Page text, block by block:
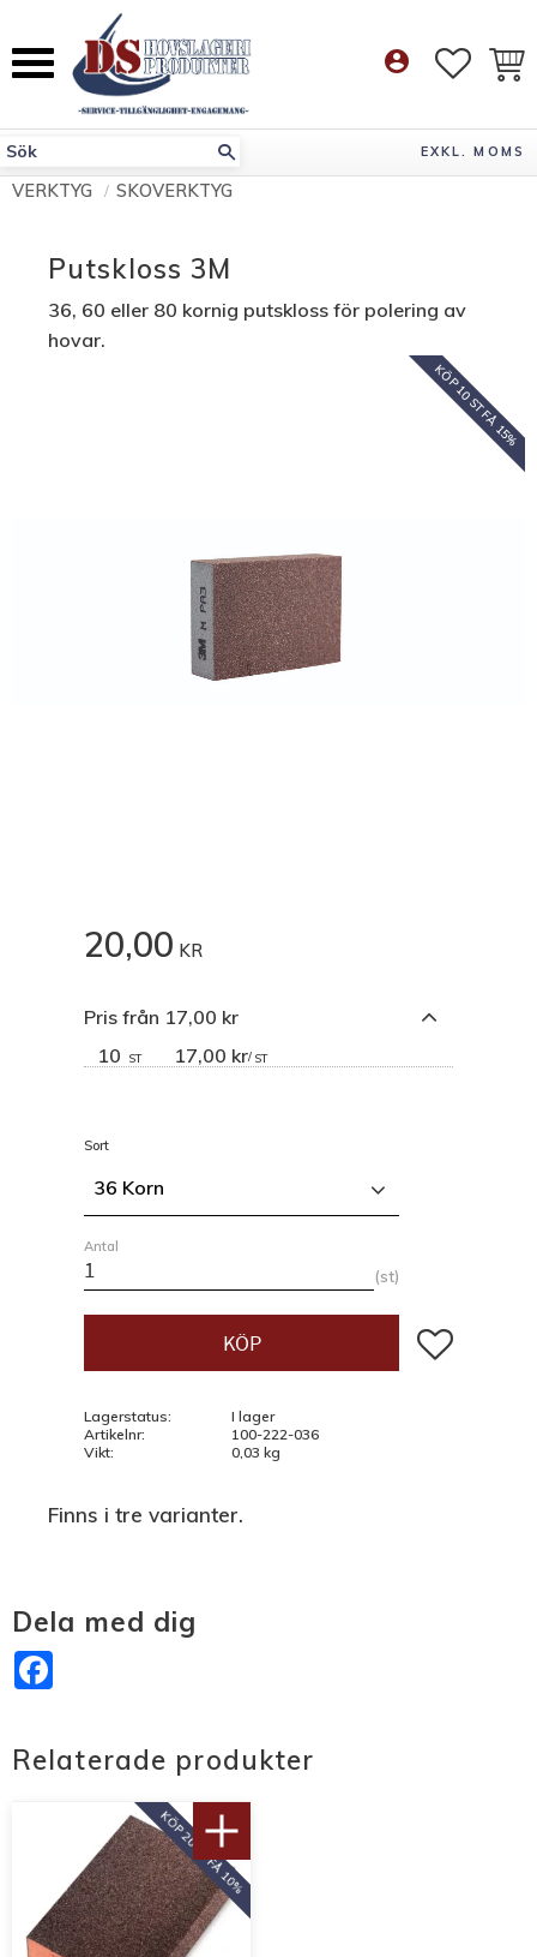
Meny account_circle
EXKL. MOMS
VERKTYG SKOVERKTYG
Putskloss 3M
36, 60 eller 80 kornig putskloss för polering av
hovar.
KÖP 10 ST FÅ 15%
20,00 KR
Pris från 17,00 kr
10
ST 17,00 kr/ ST
Sort
36 Korn
Antal
st
KÖP Lägg till i
Lagerstatus
I lager
Artikelnr
100-222-036
Vikt
0,03 kg
Finns i tre varianter.
Dela med dig
Relaterade produkter
KÖP 20 ST FÅ 10%